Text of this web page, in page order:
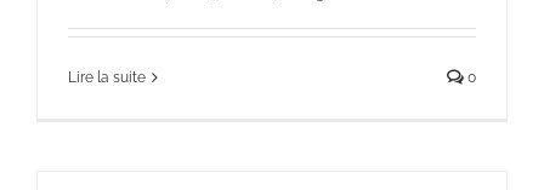
Lire la suite 0